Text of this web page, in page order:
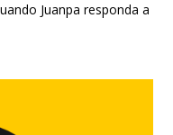
Juanpa responda a